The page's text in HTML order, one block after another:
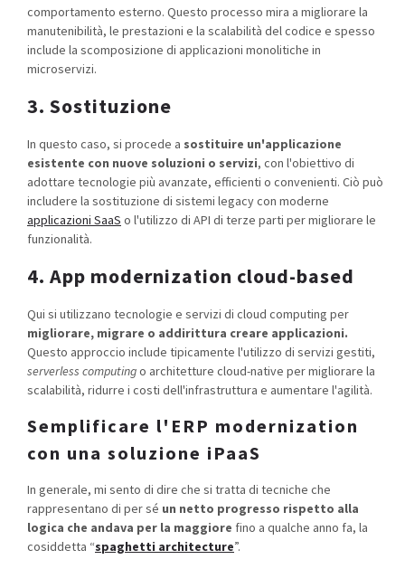
comportamento esterno. Questo processo mira a migliorare la
manutenibilità, le prestazioni e la scalabilità del codice e spesso
include la scomposizione di applicazioni monolitiche in
microservizi.
3. Sostituzione
In questo caso, si procede a sostituire un'applicazione
esistente con nuove soluzioni o servizi, con l'obiettivo di
adottare tecnologie più avanzate, efficienti o convenienti. Ciò può
includere la sostituzione di sistemi legacy con moderne
applicazioni SaaS o l'utilizzo di API di terze parti per migliorare le
funzionalità.
4. App modernization cloud-based
Qui si utilizzano tecnologie e servizi di cloud computing per
migliorare, migrare o addirittura creare applicazioni.
Questo approccio include tipicamente l'utilizzo di servizi gestiti,
serverless computingo architetture cloud-native per migliorare la
scalabilità, ridurre i costi dell'infrastruttura e aumentare l'agilità.
Semplificare l'ERP modernization
con una soluzione iPaaS
In generale, mi sento di dire che si tratta di tecniche che
rappresentano di per sé un netto progresso rispetto alla
logica che andava per la maggiore fino a qualche anno fa, la
cosiddetta “spaghetti architecture”.